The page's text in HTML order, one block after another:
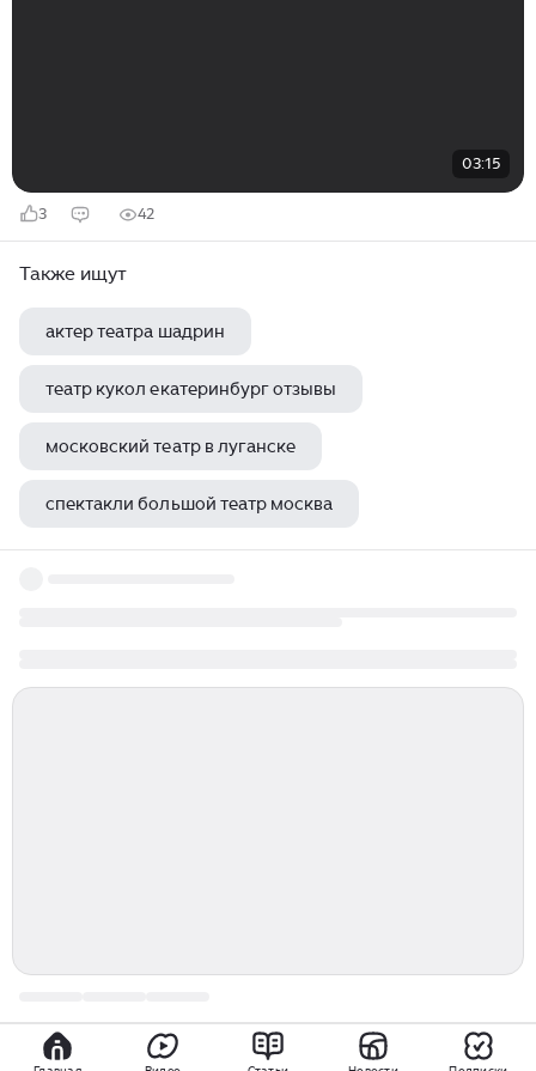
03:15
3 42
Также ищут
актер театра шадрин
театр кукол екатеринбург отзывы
московский театр в луганске
спектакли большой театр москва